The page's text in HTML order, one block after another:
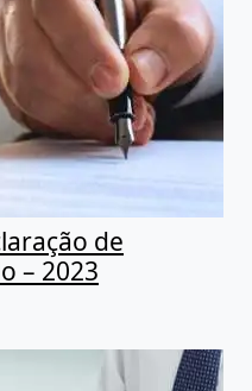
de
– 2023